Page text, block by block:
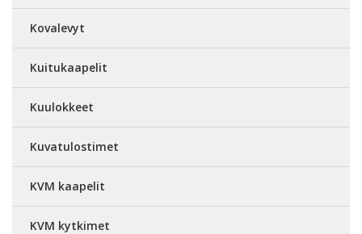
Kovalevyt
Kuitukaapelit
Kuulokkeet
Kuvatulostimet
KVM kaapelit
KVM kytkimet